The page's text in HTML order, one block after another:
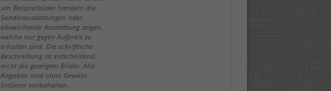
um Beispielbilder handeln die
Sonderausstattungen oder
abweichende Ausstattung zeigen,
welche nur gegen Aufpreis zu
erhalten sind. Die schriftliche
Beschreibung ist entscheidend,
nicht die gezeigten Bilder. Alle
Angaben sind ohne Gewähr.
Irrtümer vorbehalten.